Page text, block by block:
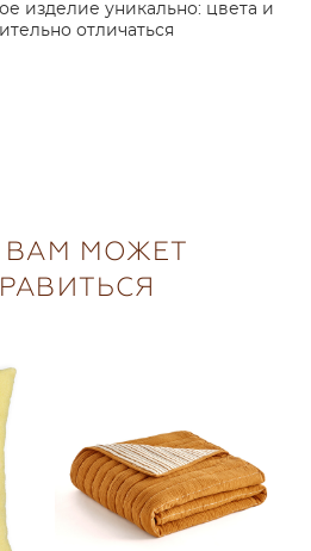
изделие уникально: цвета и
отличаться
ВАМ МОЖЕТ